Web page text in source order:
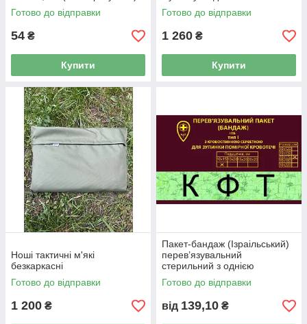
Готово до відправки
54 ₴
Купити
Готово до відправки
1 260 ₴
Купити
Ноші тактичні м'які
безкаркасні
Готово до відправки
1 200 ₴
Пакет-бандаж (Ізраільський)
перев’язувальний
стерильний з однією
багатошарово подушечкою,
10х15 см (4х6 дюйма)
Готово до відправки
від 139,10 ₴